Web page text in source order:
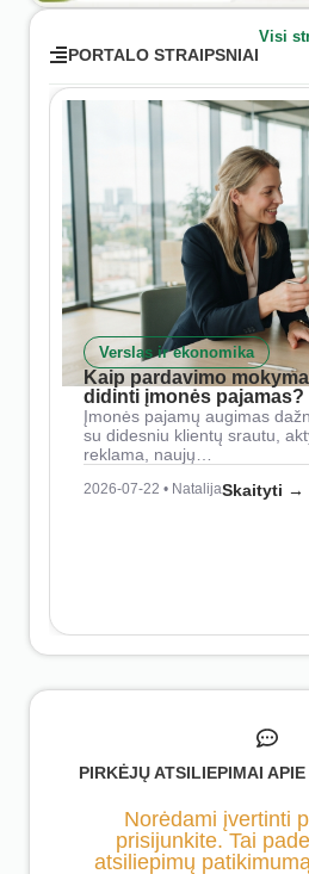
PORTALO STRAIPSNIAI
Visi
Verslas ir ekonomika
Kaip pardavimo
didinti įmonės pajamas?
Įmonės pajamų augimas
su didesniu klientų srautu,
reklama, naujų…
2026-07-22 • NatalijaSkaityti →
PIRKĖJŲ ATSILIEPIMAI
Norėdami įvertinti
prisijunkite. Tai
atsiliepimų